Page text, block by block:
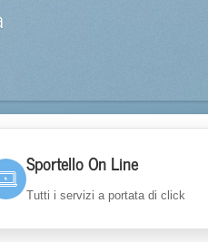
Sportello On Line
Tutti i servizi a portata di click